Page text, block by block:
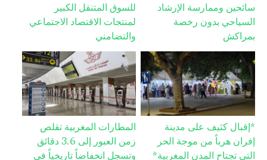
سائحين وممارسة الإرشاد
السياحي بدون رخصة
بمراكش
للسوق المتنقل الكبير
لمنتجات الاقتصاد الاجتماعي
والتضامني
*إقبال كثيف على مدينة
إفران هرباً من موجة الحر
التي تجتاح المدن المغربية*
المطارات المغربية تقلص
زمن العبور إلى 3.6 دقائق
وتسجل انخفاضاً تاريخياً في